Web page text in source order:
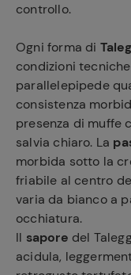
controllo.
Ogni forma di
condizioni
parallelepipede
consistenza
presenza di muffe
salvia chiaro. La
morbida sotto la
friabile al centro
varia da bianco a
occhiatura.
Il sapore del
acidula,